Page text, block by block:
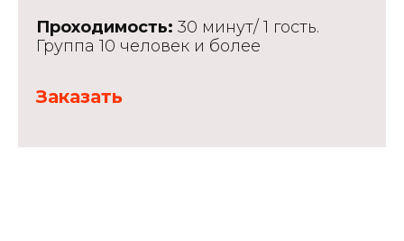
Проходимость: 30 минут/ 1 гость.
Группа 10 человек и более
Заказать